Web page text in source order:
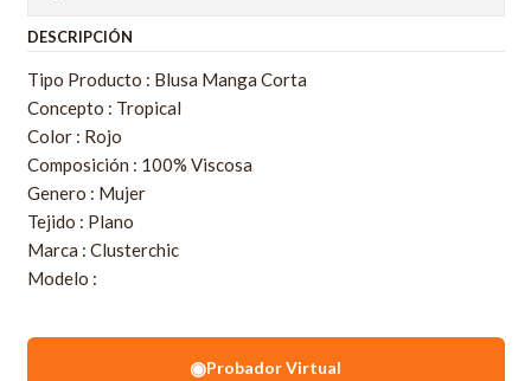
DESCRIPCIÓN
Tipo Producto : Blusa Manga Corta
Concepto : Tropical
Color : Rojo
Composición : 100% Viscosa
Genero : Mujer
Tejido : Plano
Marca : Clusterchic
Modelo :
◉Probador Virtual